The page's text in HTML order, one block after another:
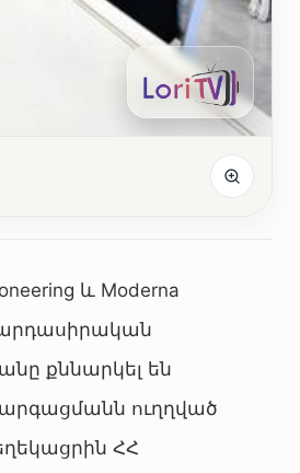
և Moderna
քննարկել են
ուղղված
ՀՀ